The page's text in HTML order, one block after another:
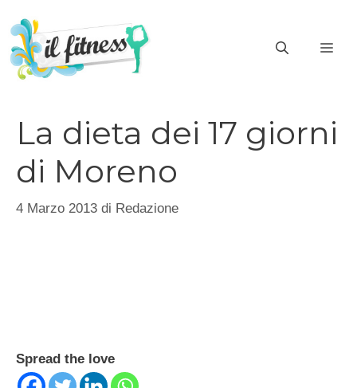
contenuto
La dieta dei 17 giorni
di Moreno
4 Marzo 2013 di Redazione
Spread the love